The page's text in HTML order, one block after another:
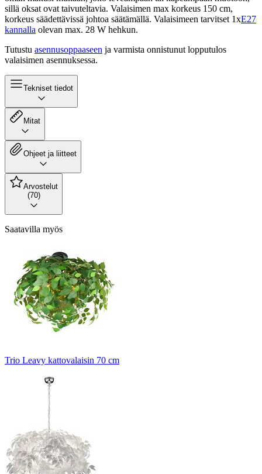
sillä oksat ovat taivuteltavia. Valaisimen max korkeus 150 cm,
korkeus säädettävissä johtoa säätämällä. Valaisimeen tarvitset 1xE27
kannalla olevan max. 28 W hehkun.
Tutustu asennusoppaaseen ja varmista onnistunut lopputulos
valaisimen asennuksessa.
Tekniset tiedot
Mitat
Ohjeet ja liitteet
Arvostelut
(70)
Saatavilla myös
Trio Leavy kattovalaisin 70 cm